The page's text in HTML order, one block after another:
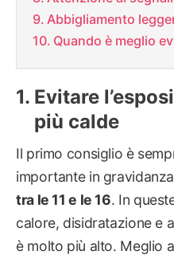
Abbigliamento
Quando è meglio
Evitare
più calde
Il primo consiglio è
importante in
tra le 11 e le 16. In
calore, disidratazione e
è molto più alto. Meglio